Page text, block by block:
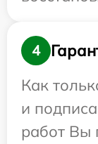
4
Как
и
работ Вы